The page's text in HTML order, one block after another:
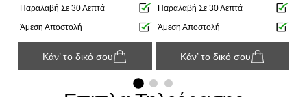
Παραλαβή Σε 30 Λεπτά
Άμεση Αποστολή
Κάν’ το δικό σου
Παραλαβή Σε 30 Λεπτά
Άμεση Αποστολή
Κάν’ το δικό σου